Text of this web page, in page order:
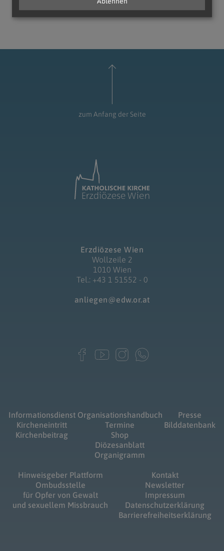
zum Anfang der Seite
Erzdiözese Wien
Wollzeile 2
1010 Wien
Tel.: +43 1 51552 - 0
anliegen@edw.or.at
Informationsdienst
Kircheneintritt
Kirchenbeitrag
Organisationshandbuch
Termine
Shop
Diözesanblatt
Organigramm
Presse
Bilddatenbank
Hinweisgeber Plattform
Ombudsstelle
für Opfer von Gewalt
und sexuellem Missbrauch
Kontakt
Newsletter
Impressum
Datenschutzerklärung
Barrierefreiheitserklärung